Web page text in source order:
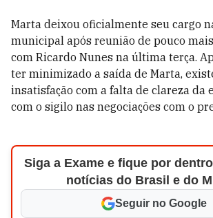
Marta deixou oficialmente seu cargo
municipal após reunião de pouco
com Ricardo Nunes na última terça.
ter minimizado a saída de Marta,
insatisfação com a falta de clareza da
com o sigilo nas negociações com o
Siga a Exame e fique por
notícias do Brasil e do
Seguir no Google